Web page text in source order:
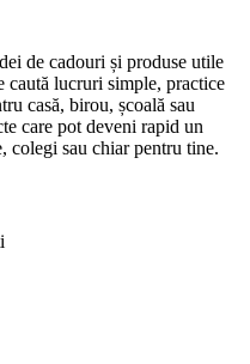
de cadouri și produse utile
caută lucruri simple, practice
casă, birou, școală sau
care pot deveni rapid un
colegi sau chiar pentru tine.